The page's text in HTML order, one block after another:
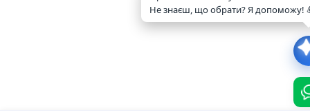
Не знаєш, що обрати? Я допоможу!